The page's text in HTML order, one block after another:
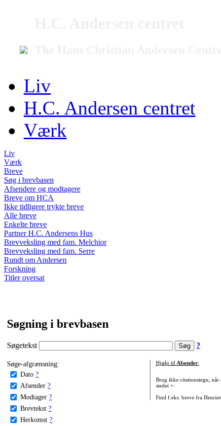
Liv
H.C. Andersen centret
Værk
Liv
Værk
Breve
Søg i brevbasen
Afsendere og modtagere
Breve om HCA
Ikke tidligere trykte breve
Alle breve
Enkelte breve
Partner H.C. Andersens Hus
Brevveksling med fam. Melchior
Brevveksling med fam. Serre
Rundt om Andersen
Forskning
Titler oversat
Søgning i brevbasen
Søgetekst ?
Søge-afgrænsning:
Dato ?
Afsender ?
Modtager ?
Brevtekst ?
Herkomst ?
Hjælp til Afsender:
Brug ikke citationstegn, når
stedet +:
Find f.eks. breve fra